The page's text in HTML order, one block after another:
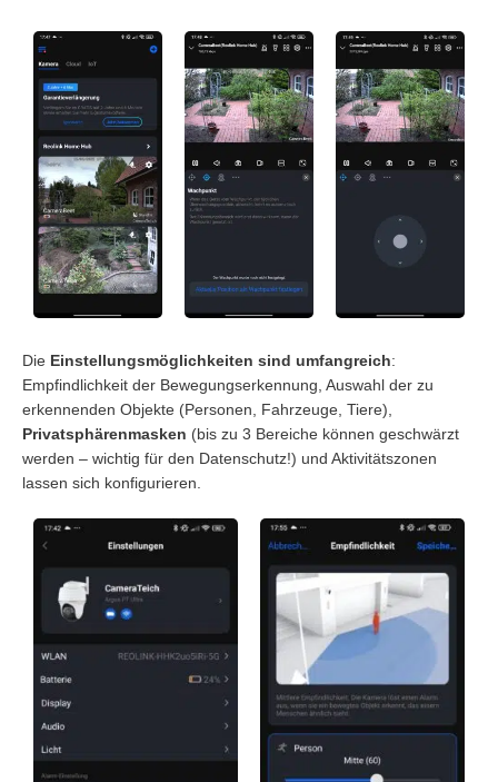
Die Einstellungsmöglichkeiten sind umfangreich:
Empfindlichkeit der Bewegungserkennung, Auswahl der zu
erkennenden Objekte (Personen, Fahrzeuge, Tiere),
Privatsphärenmasken (bis zu 3 Bereiche können geschwärzt
werden – wichtig für den Datenschutz!) und Aktivitätszonen
lassen sich konfigurieren.